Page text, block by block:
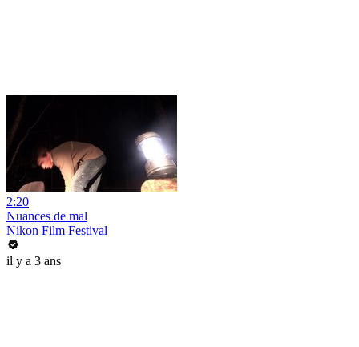
2:20
Nuances de mal
Nikon Film Festival
il y a 3 ans